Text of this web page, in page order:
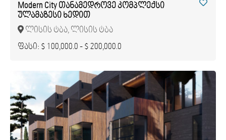
Modern City თანამედროვე კომპლექსი
ულამაზესი ხედით
ლისის ტბა, ლისის ტბა
ფასი: $ 100,000.0 - $ 200,000.0